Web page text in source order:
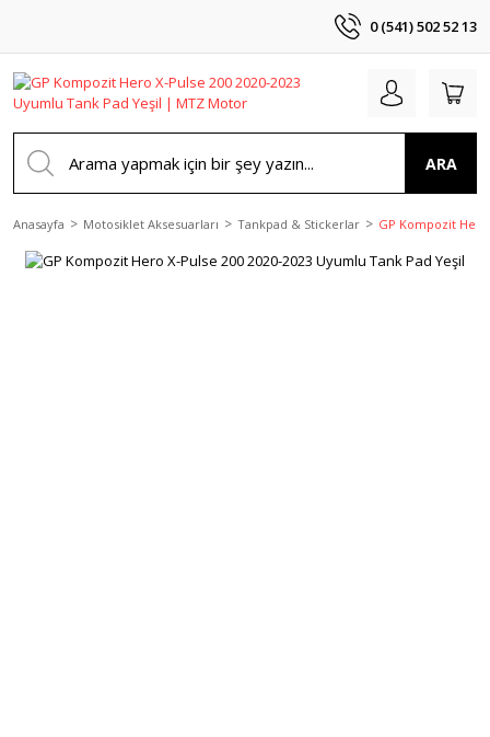
0 (541) 502 52 13
ARA
Anasayfa Motosiklet Aksesuarları Tankpad & Stickerlar GP Kompozit Hero